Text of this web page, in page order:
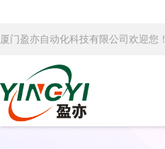
厦门盈亦自动化科技有限公司欢迎您！